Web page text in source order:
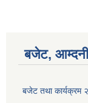
बजेट,
बजेट तथा कार्यक्रम